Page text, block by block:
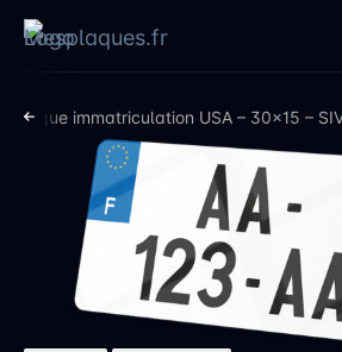
Plaque immatriculation USA – 30×15 –